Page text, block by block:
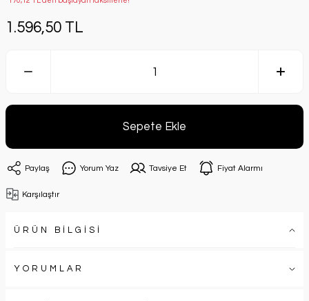
1.596,50 TL
Sepete Ekle
Paylaş Yorum Yaz Tavsiye Et Fiyat Alarmı
Karşılaştır
ÜRÜN BİLGİSİ
YORUMLAR